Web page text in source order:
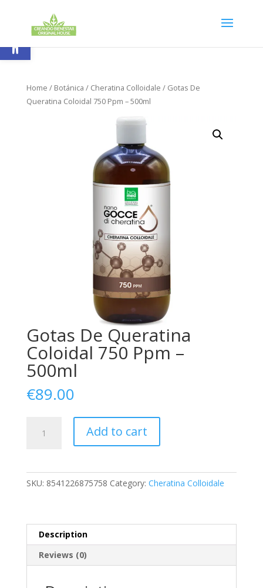
Abrir barra de herramientas
Home / Botánica / Cheratina Colloidale / Gotas De
Queratina Coloidal 750 Ppm – 500ml
Gotas De Queratina
Coloidal 750 Ppm –
500ml
€89.00
quantity
Add to cart
SKU: 8541226875758 Category: Cheratina Colloidale
Description
Reviews (0)